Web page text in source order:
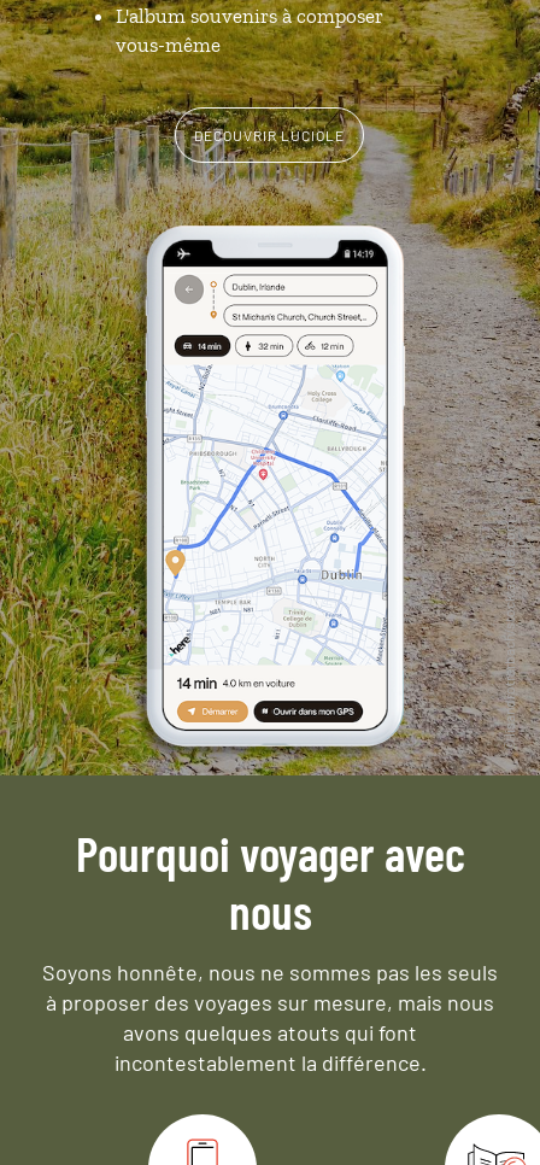
L'album souvenirs à composer
vous-même
DÉCOUVRIR LUCIOLE
Pourquoi voyager avec
nous
Soyons honnête, nous ne sommes pas les seuls
à proposer des voyages sur mesure, mais nous
avons quelques atouts qui font
incontestablement la différence.